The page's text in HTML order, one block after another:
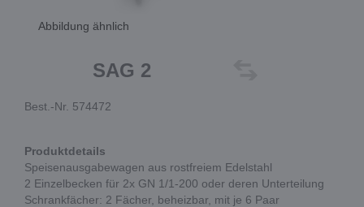
Abbildung ähnlich
SAG 2
Best.-Nr. 574472
Produktdetails
Speisenausgabewagen aus rostfreiem Edelstahl
2 Einzelbecken für 2x GN 1/1-200 oder deren Unterteilung
Schrankfächer: 2 Fächer, beheizbar, mit je 6 Paar